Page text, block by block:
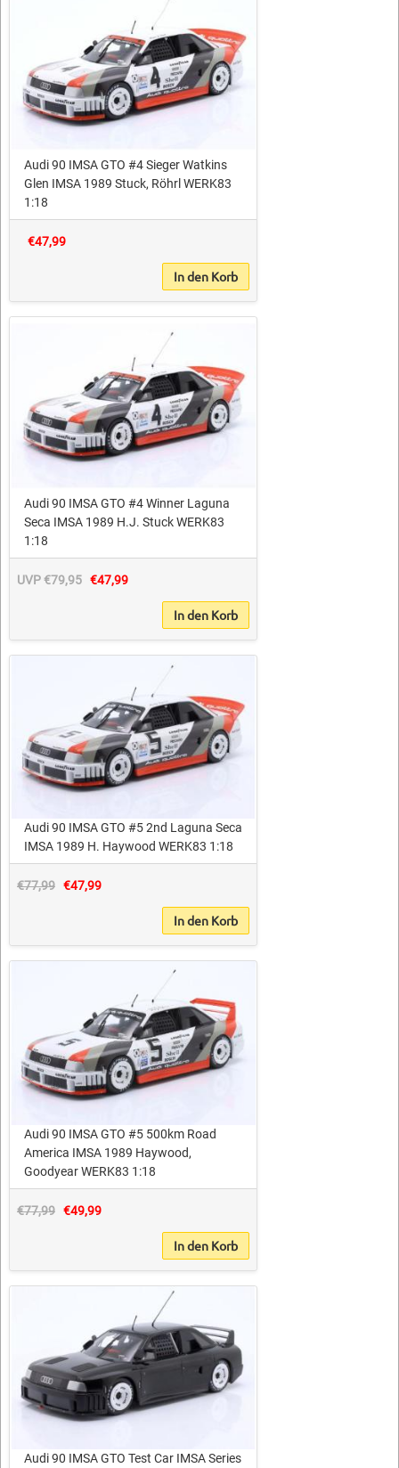
Audi 90 IMSA GTO #4 Sieger Watkins
Glen IMSA 1989 Stuck, Röhrl WERK83
1:18
€47,99
In den Korb
Audi 90 IMSA GTO #4 Winner Laguna
Seca IMSA 1989 H.J. Stuck WERK83
1:18
UVP €79,95 €47,99
In den Korb
Audi 90 IMSA GTO #5 2nd Laguna Seca
IMSA 1989 H. Haywood WERK83 1:18
€77,99 €47,99
In den Korb
Audi 90 IMSA GTO #5 500km Road
America IMSA 1989 Haywood,
Goodyear WERK83 1:18
€77,99 €49,99
In den Korb
Audi 90 IMSA GTO Test Car IMSA Series